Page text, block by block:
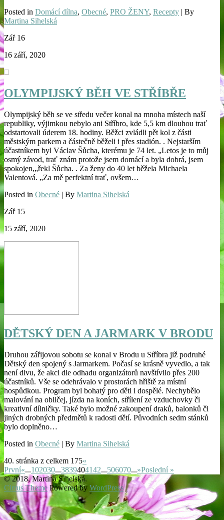
Posted in Domácí dílna, Obecné, PRO ŽENY, Recepty | By
Martina Sihelská
Zář 16
16 září, 2020
OLYMPIJSKÝ BĚH VE STŘÍBŘE
Olympijský běh se ve středu večer konal na mnoha místech naší
republiky, výjimkou nebylo ani Stříbro, kde 5,5 km dlouhou trať
odstartovali úderem 18. hodiny. Běžci zvládli pět kol z části
městským parkem a částečně běželi i přes stadión. . Nejstarším
účastníkem byl Václav Šůcha, kterému je 74 let. „Letos je to můj
osmý závod, trať znám protože jsem domácí a byla dobrá, jsem
spokojen,„řekl Šůcha. . Za ženy do 40 let běžela Michaela
Valentová. „Za mě perfektní trať, ovšem…
Posted in Obecné | By Martina Sihelská
Zář 15
15 září, 2020
DĚTSKÝ DEN A JARMARK V BRODU
Druhou zářijovou sobotu se konal v Brodu u Stříbra již podruhé
Dětský den spojený s Jarmarkem. Počasí se krásně vyvedlo, a tak
není divu, že akci dle odhadu organizátorů navštívilo přes 200
účastníků. Vše se odehrávalo v prostorách hřiště za místní
hospůdkou. Program byl bohatý pro děti i dospělé. Nechybělo
malování na obličej, jízda na koních, střílení ze vzduchovky či
kreativní dílničky. Také bylo možné zakoupení draků, balonků či
jiných drobných předmětů k radosti dětí. Původních sedm stánků
bylo doplněno…
Posted in Obecné | By Martina Sihelská
40. stránka z celkem 175«
První«...102030...3839404142...506070...»Poslední »
© 2018, Martina Sihelská.
Cirrus Theme Powered by WordPress